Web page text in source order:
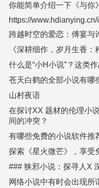
你能简单介绍一下《与你
https://
跨越时空的爱恋：傅宴与
《深耕细作，岁月生香
什么是“小H小说”？这类
苍天白鹤的全部小说有哪
山村夜语
在探讨XX 题材的伦理小
间的冲突？
有哪些免费的小说软件推
探索《星火微芒》，享受
### 狭邪小说：探寻人X
网络小说中有时会出现所